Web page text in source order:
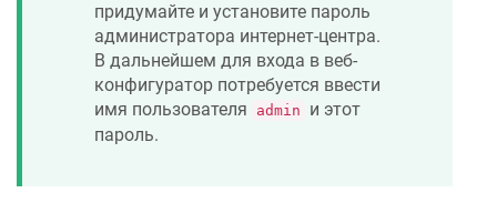
придумайте и установите пароль
администратора интернет-центра.
В дальнейшем для входа в веб-
конфигуратор потребуется ввести
имя пользователя
admin
и этот
пароль.